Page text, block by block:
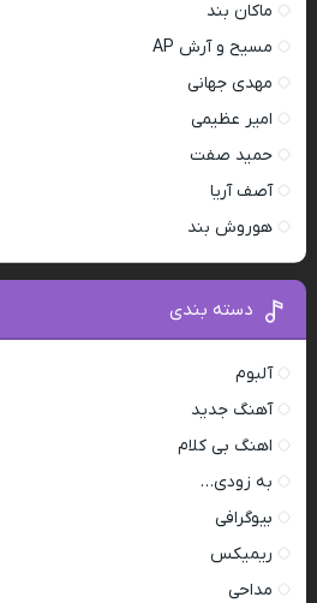
ماکان بند
مسیح و آرش AP
مهدی جهانی
امیر عظیمی
حمید صفت
آصف آریا
هوروش بند
دسته بندی
آلبوم
آهنگ جدید
اهنگ بی کلام
به زودی…
بیوگرافی
ریمیکس
مداحی